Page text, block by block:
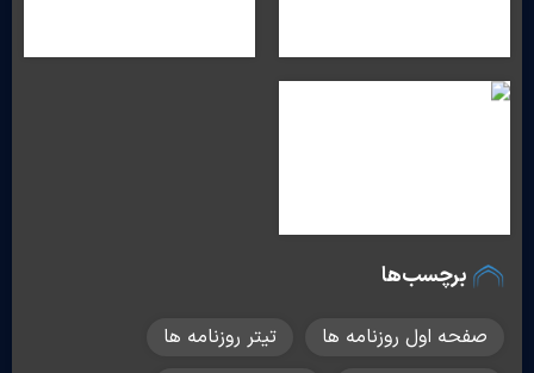
برچسب‌ها
صفحه اول روزنامه ها
تیتر روزنامه ها